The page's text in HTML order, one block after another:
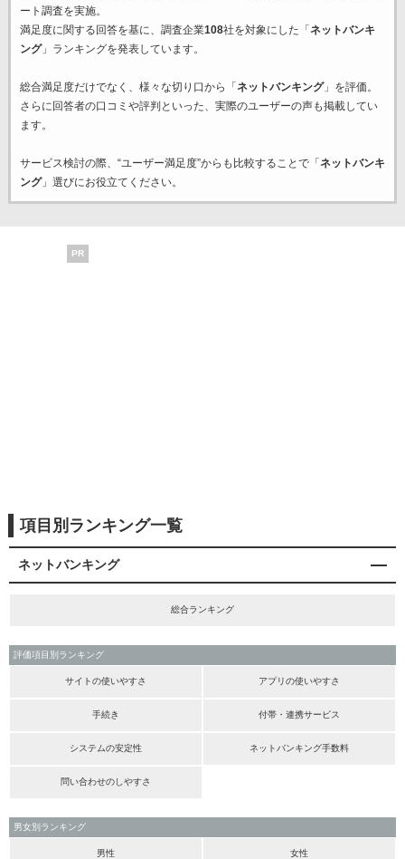
ート調査を実施。
満足度に関する回答を基に、調査企業108社を対象にした「 ネットバンキ
ング」ランキングを発表しています。
総合満足度だけでなく、様々な切り口から「 ネットバンキング」を評価。
さらに回答者の口コミや評判といった、実際のユーザーの声も掲載してい
ます。
サービス検討の際、“ユーザー満足度”からも比較することで「 ネットバンキ
ング」選びにお役立てください。
PR
項目別ランキング一覧
ネットバンキング
総合ランキング
評価項目別ランキング
サイトの使いやすさ アプリの使いやすさ
手続き 付帯・連携サービス
システムの安定性 ネットバンキング手数料
問い合わせのしやすさ
男女別ランキング
男性 女性